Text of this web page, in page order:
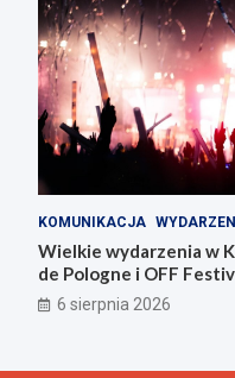
KOMUNIKACJA
Wielkie wydarzenia w
de Pologne i OFF
6 sierpnia 2026